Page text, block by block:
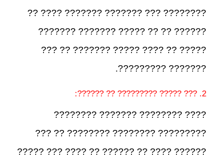
???????? ??? ??????? ??????? ???? ??
?????? ?? ?? ????? ??????? ???????
????? ?? ???? ????? ??????? ?? ???
??????? ?????????.
2. ??? ????? ????????? ?? ??????:
???? ???????? ??????? ????????
????????? ???????? ???????? ?? ???
?????? ???? ?? ?????? ?? ???? ??? ?????